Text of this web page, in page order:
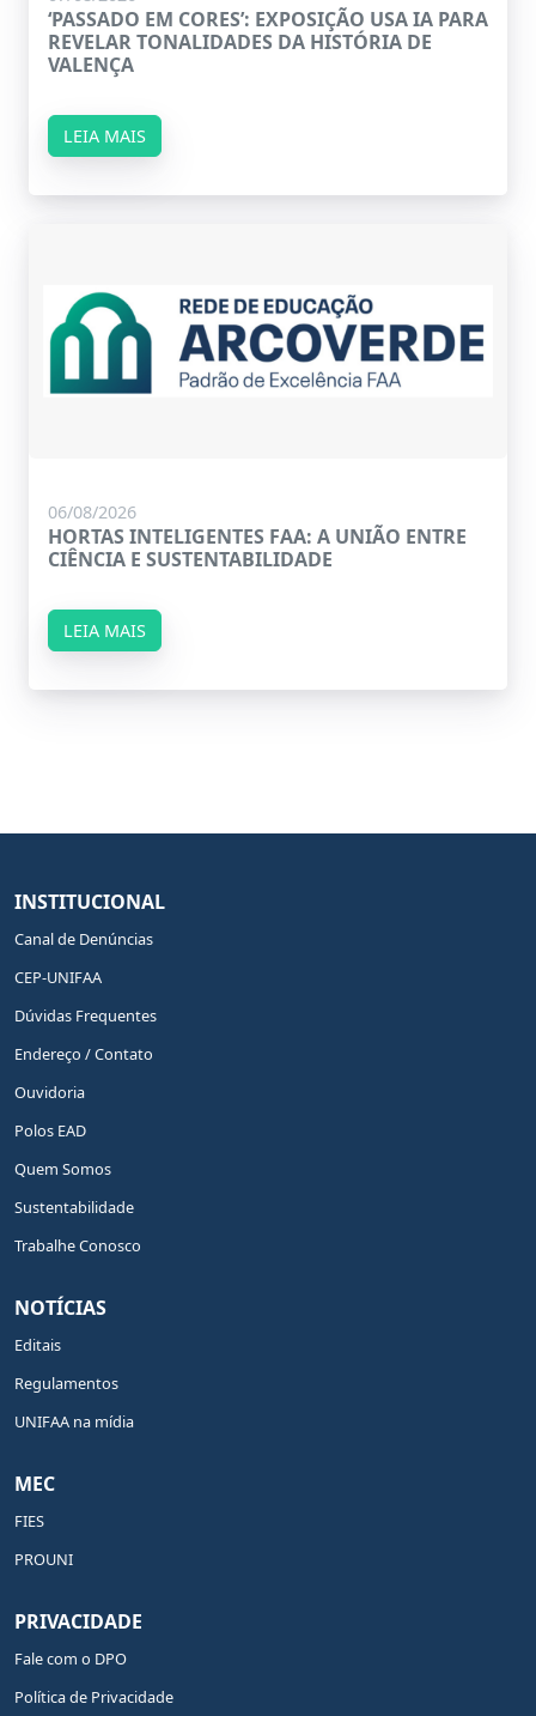
‘PASSADO EM CORES’: EXPOSIÇÃO USA IA PARA
REVELAR TONALIDADES DA HISTÓRIA DE
VALENÇA
LEIA MAIS
06/08/2026
HORTAS INTELIGENTES FAA: A UNIÃO ENTRE
CIÊNCIA E SUSTENTABILIDADE
LEIA MAIS
INSTITUCIONAL
Canal de Denúncias
CEP-UNIFAA
Dúvidas Frequentes
Endereço / Contato
Ouvidoria
Polos EAD
Quem Somos
Sustentabilidade
Trabalhe Conosco
NOTÍCIAS
Editais
Regulamentos
UNIFAA na mídia
MEC
FIES
PROUNI
PRIVACIDADE
Fale com o DPO
Política de Privacidade